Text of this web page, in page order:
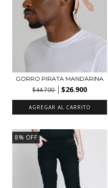
GORRO PIRATA MANDARINA
$44.700 $26.900
AGREGAR AL CARRITO
8% OFF